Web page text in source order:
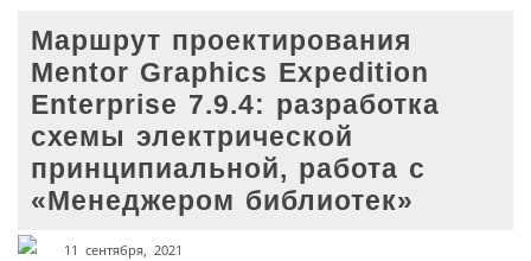
Маршрут проектирования
Mentor Graphics Expedition
Enterprise 7.9.4: разработка
схемы электрической
принципиальной, работа с
«Менеджером библиотек»
11 сентября, 2021